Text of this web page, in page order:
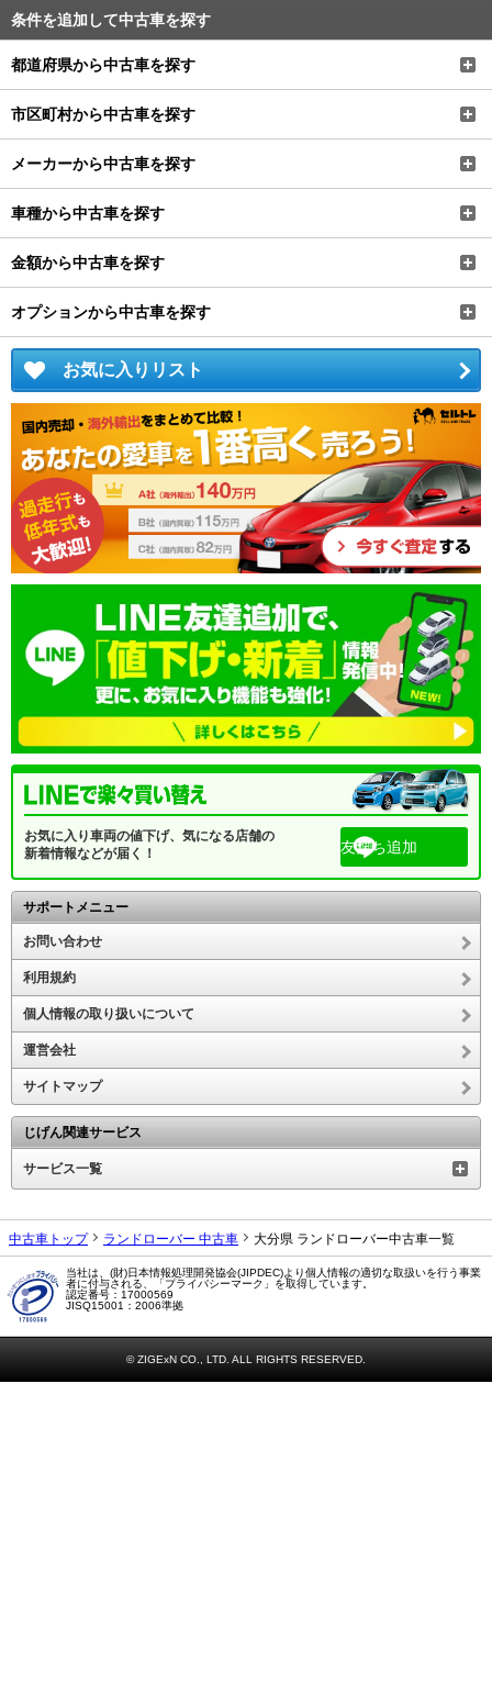
都道府県から中古車を探す
市区町村から中古車を探す
メーカーから中古車を探す
車種から中古車を探す
金額から中古車を探す
オプションから中古車を探す
お気に入りリスト
お気に入り車両の値下げ、気になる店舗の
新着情報などが届く！
友だち追加
サポートメニュー
利用規約
個人情報の取り扱いについて
運営会社
サイトマップ
じげん関連サービス
サービス一覧
中古車トップ
当社は、(財)日本情報処理開発協会(JIPDEC)より個人情報の適切な取扱いを行う事業
認定番号：17000569
© ZIGExN CO., LTD. ALL RIGHTS RESERVED.